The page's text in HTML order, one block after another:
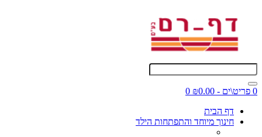
0 פריט\ים - ₪0.00
0
דף הבית
חינוך מיוחד והתפתחות הילד